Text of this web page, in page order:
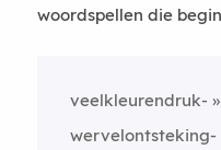
woordspellen die
veelkleurendruk-
wervelontsteking-